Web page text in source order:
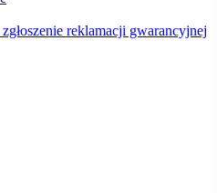
reklamacji gwarancyjnej